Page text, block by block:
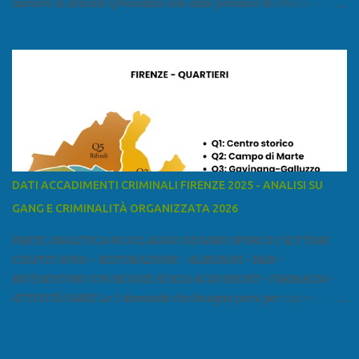
numero di abitanti (preceduta solo dalle province di Firenze e Pisa)
a est con le province di Pistoia e di Firenze, a sud con la provincia di
Lucca Ÿ la Versilia Ÿ la Media Valle del Serchio Ÿ la Garfagnana
Fonte: wikipedia Presenze mafiose e criminali (principali) Le
presenze mafiose in provincia sono assai rilevanti. Si segnala che
nella relazione del 2001 della Commissione parlamentare
Livorno e Lucca agiscono i clan dei Fedele...” Dalla ricerc...
DATI ACCADIMENTI CRIMINALI FIRENZE 2025 - ANALISI SU
GANG E CRIMINALITÀ ORGANIZZATA 2026
PARTE ANALITICA RICICLAGGIO DENARO SPORCO I SETTORI
COLPITI SONO: • RISTORAZIONE • ALBERGHI • B&B •
RIVENDITORI CON NEGOZI SENZA ACQUIRENTI • FARMACIA •
ATTIVITÀ VARIE Le 5 domande che bisogna porsi per capire e